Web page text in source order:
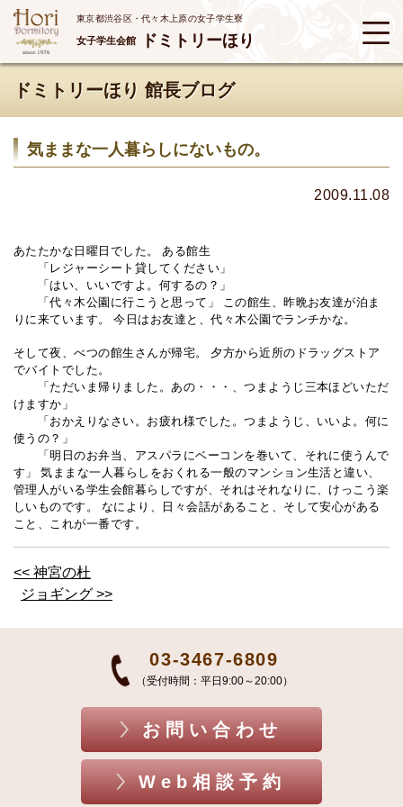
東京都渋谷区・代々木上原の女子学生寮
女子学生会館 ドミトリーほり
ドミトリーほり 館長ブログ
気ままな一人暮らしにないもの。
2009.11.08
あたたかな日曜日でした。 ある館生
「レジャーシート貸してください」
「はい、いいですよ。何するの？」
「代々木公園に行こうと思って」 この館生、昨晩お友達が泊ま
りに来ています。 今日はお友達と、代々木公園でランチかな。
そして夜、べつの館生さんが帰宅。 夕方から近所のドラッグストア
でバイトでした。
「ただいま帰りました。あの・・・、つまようじ三本ほどいただ
けますか」
「おかえりなさい。お疲れ様でした。つまようじ、いいよ。何に
使うの？」
「明日のお弁当、アスパラにベーコンを巻いて、それに使うんで
す」 気ままな一人暮らしをおくれる一般のマンション生活と違い、
管理人がいる学生会館暮らしですが、それはそれなりに、けっこう楽
しいものです。 なにより、日々会話があること、そして安心がある
こと、これが一番です。
<< 神宮の杜
ジョギング >>
03-3467-6809
（受付時間：平日9:00～20:00）
お問い合わせ
Web相談予約